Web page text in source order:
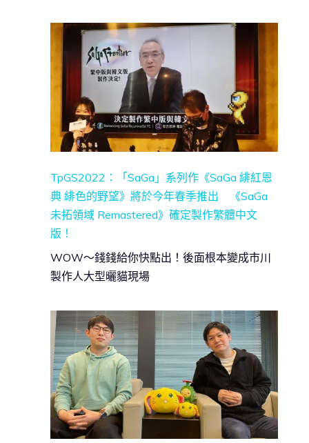
TpGS2022：「SaGa」系列作《SaGa 緋紅恩
典 緋色的野望》將於今年春季推出 《SaGa
未拓領域 Remastered》確定製作繁體中文
版！
WOW～錢錢給你快點出！後面根本變成市川
製作人大型曬貓現場